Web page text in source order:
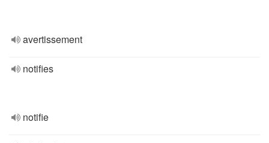
avertissement
notifies
notifie